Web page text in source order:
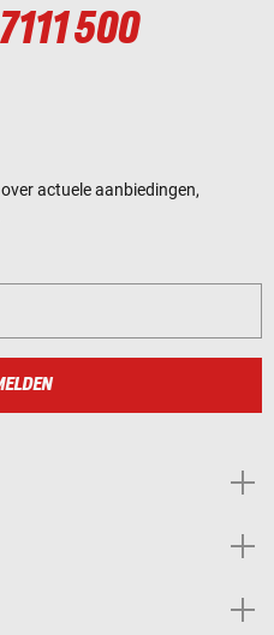
500
actuele aanbiedingen,